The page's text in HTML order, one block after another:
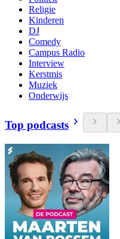
Religie
Kinderen
DJ
Comedy
Campus Radio
Interview
Kerstmis
Muziek
Onderwijs
Top podcasts